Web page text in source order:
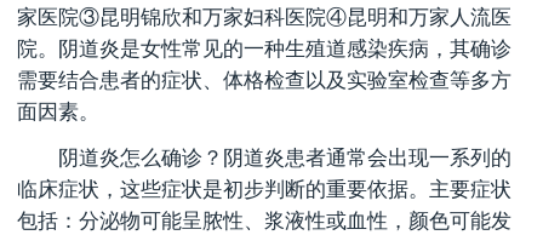
家医院③昆明锦欣和万家妇科医院④昆明和万家人流医
院。阴道炎是女性常见的一种生殖道感染疾病，其确诊
需要结合患者的症状、体格检查以及实验室检查等多方
面因素。
阴道炎怎么确诊？阴道炎患者通常会出现一系列的
临床症状，这些症状是初步判断的重要依据。主要症状
包括：分泌物可能呈脓性、浆液性或血性，颜色可能发